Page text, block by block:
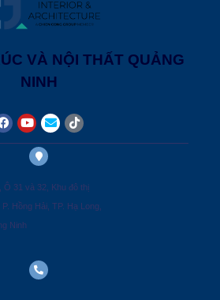
VÀ NỘI THẤT QUẢNG
NINH
Ô 31 và 32, Khu đô thị
Hồng Hải, TP. Hạ Long,
Ninh